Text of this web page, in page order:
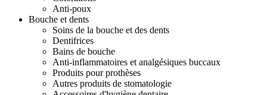
Anti-poux
Bouche et dents
Soins de la bouche et des dents
Dentifrices
Bains de bouche
Anti-inflammatoires et analgésiques buccaux
Produits pour prothèses
Autres produits de stomatologie